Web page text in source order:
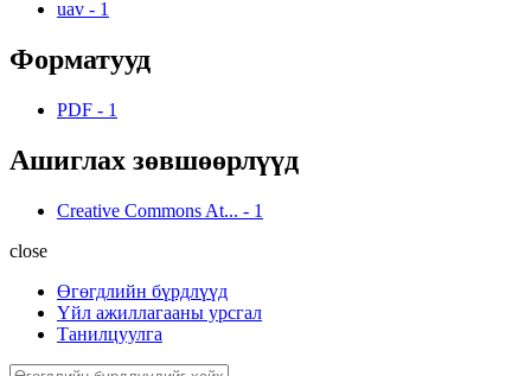
uav - 1
Форматууд
PDF - 1
Ашиглах зөвшөөрлүүд
Creative Commons At... - 1
close
Өгөгдлийн бүрдлүүд
Үйл ажиллагааны урсгал
Танилцуулга